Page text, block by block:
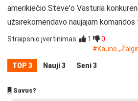
amerikiečio Steve'o Vasturia
užsirekomendavo naujajam
Straipsnio įvertinimas: 1
0
#Kauno
TOP 3 Nauji 3 Seni 3
Savus?